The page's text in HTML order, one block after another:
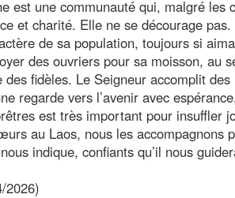
est une communauté qui, malgré
et charité. Elle ne se décourage
de sa population, toujours si
des ouvriers pour sa moisson, au
fidèles. Le Seigneur accomplit
regarde vers l’avenir avec
est très important pour insuffler
au Laos, nous les accompagnons
indique, confiants qu’il nous
2026)